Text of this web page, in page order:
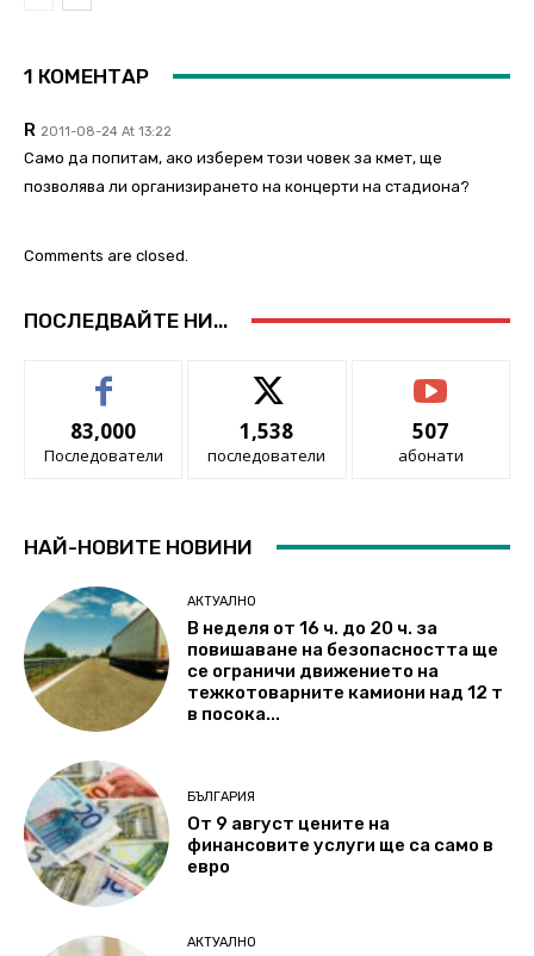
1 КОМЕНТАР
R 2011-08-24 At 13:22
Само да попитам, ако изберем този човек за кмет, ще
позволява ли организирането на концерти на стадиона?
Comments are closed.
ПОСЛЕДВАЙТЕ НИ...
83,000
Последователи
1,538
последователи
507
абонати
НАЙ-НОВИТЕ НОВИНИ
АКТУАЛНО
В неделя от 16 ч. до 20 ч. за
повишаване на безопасността ще
се ограничи движението на
тежкотоварните камиони над 12 т
в посока...
БЪЛГАРИЯ
От 9 август цените на
финансовите услуги ще са само в
евро
АКТУАЛНО